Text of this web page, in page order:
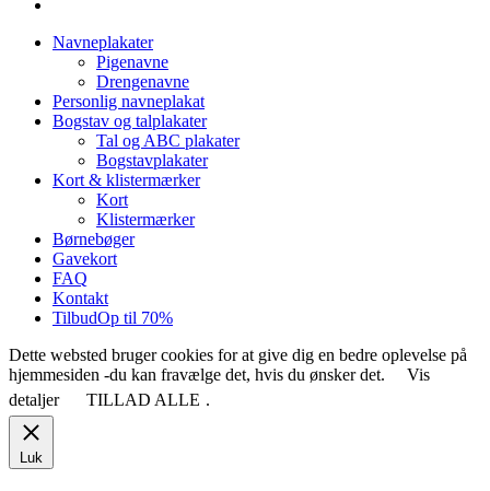
Close
Navneplakater
Pigenavne
Drengenavne
Personlig navneplakat
Bogstav og talplakater
Tal og ABC plakater
Bogstavplakater
Kort & klistermærker
Kort
Klistermærker
Børnebøger
Gavekort
FAQ
Kontakt
TilbudOp til 70%
Dette websted bruger cookies for at give dig en bedre oplevelse på
hjemmesiden -du kan fravælge det, hvis du ønsker det.
Vis
detaljer
TILLAD ALLE .
Luk